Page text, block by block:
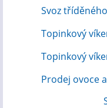
Svoz
Topinkový
Topinkový
Prodej ovoce